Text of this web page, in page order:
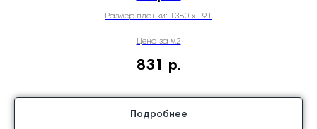
Размер планки: 1380 х 191
Цена за м2
831 р.
Подробнее